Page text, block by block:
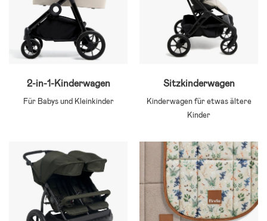
2-in-1-Kinderwagen
Für Babys und Kleinkinder
Sitzkinderwagen
Kinderwagen für etwas ältere
Kinder